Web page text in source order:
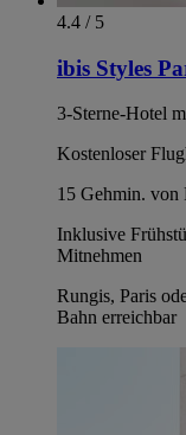
4.4 / 5
ibis Styles
3-Sterne-Hotel
Kostenloser
15 Gehmin. von
Inklusive
Mitnehmen
Rungis, Paris
Bahn erreichbar